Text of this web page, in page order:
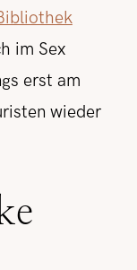
im Sex
erst am
wieder